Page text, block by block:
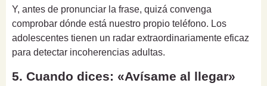
Y, antes de pronunciar la frase, quizá convenga
comprobar dónde está nuestro propio teléfono. Los
adolescentes tienen un radar extraordinariamente eficaz
para detectar incoherencias adultas.
5. Cuando dices: «Avísame al llegar»